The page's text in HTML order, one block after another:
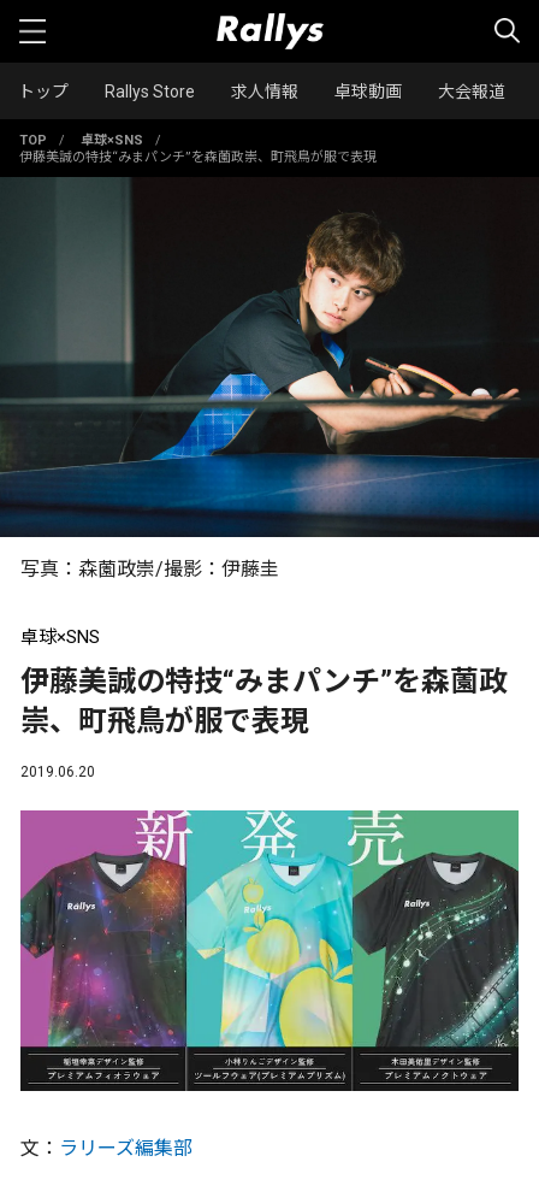
トップ Rallys Store 求人情報 卓球動画 大会報道
TOP / 卓球×SNS
/
伊藤美誠の特技“みまパンチ”を森薗政崇、町飛鳥が服で表現
写真：森薗政崇/撮影：伊藤圭
卓球×SNS
伊藤美誠の特技“みまパンチ”を森薗政
崇、町飛鳥が服で表現
2019.06.20
文： ラリーズ編集部